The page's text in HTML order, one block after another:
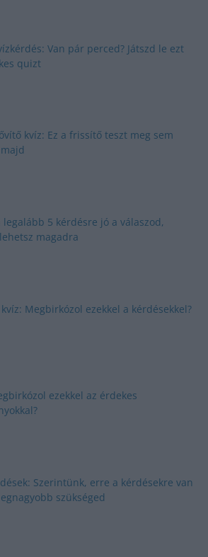
Van pár perced? Játszd le ezt
quizt
kvíz: Ez a frissítő teszt meg sem
legalább 5 kérdésre jó a válaszod,
magadra
Megbirkózol ezekkel a kérdésekkel?
ezekkel az érdekes
Szerintünk, erre a kérdésekre van
szükséged